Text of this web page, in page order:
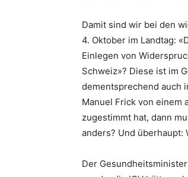
Damit sind wir bei den
4. Oktober im Landtag:
Einlegen von
Schweiz»? Diese ist im
dementsprechend auch
Manuel Frick von einem
zugestimmt hat, dann
anders? Und überhaupt:
Der